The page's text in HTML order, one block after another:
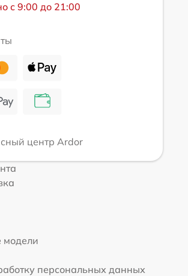
с 9:00 до 21:00
центр Ardor
модели
персональных данных